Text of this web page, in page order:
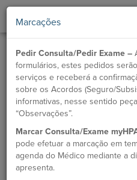
Marcações
Pedir Consulta/Pedir Exame –
formulários, estes pedidos
serviços e receberá a
sobre os Acordos (Seguro/
informativas, nesse sentido
“Observações”.
Marcar Consulta/Exame
pode efetuar a marcação em
agenda do Médico mediante a
apresenta.